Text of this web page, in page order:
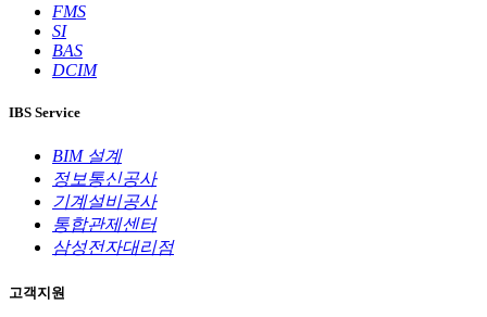
FMS
SI
BAS
DCIM
IBS Service
BIM 설계
정보통신공사
기계설비공사
통합관제센터
삼성전자대리점
고객지원